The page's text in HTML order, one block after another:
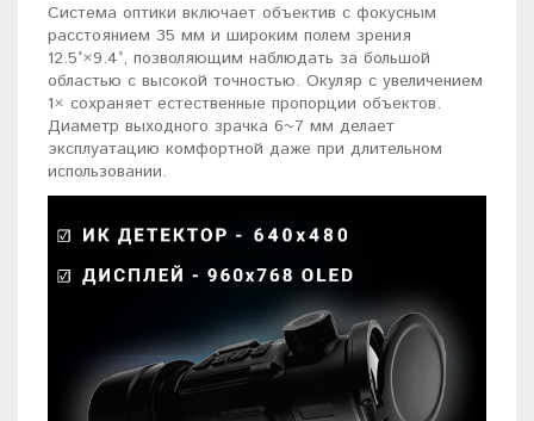
Система оптики включает объектив с фокусным
расстоянием 35 мм и широким полем зрения
12.5°×9.4°, позволяющим наблюдать за большой
областью с высокой точностью. Окуляр с увеличением
1× сохраняет естественные пропорции объектов.
Диаметр выходного зрачка 6~7 мм делает
эксплуатацию комфортной даже при длительном
использовании.